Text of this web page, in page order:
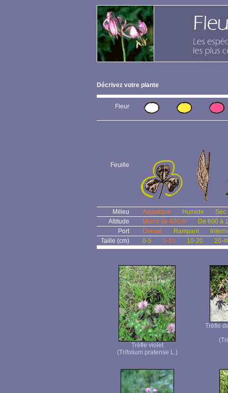
Décrivez votre plante
Fleur
Feuille
Milieu Aquatique Humide
Sec
Altitude
Moins de 600 m
De 600 à
Port
Dressé Rampant
Taille (cm)
0-5 5-10 10-20 20-
Trèfle violet
(Trifolium pratense L.)
Trèfle